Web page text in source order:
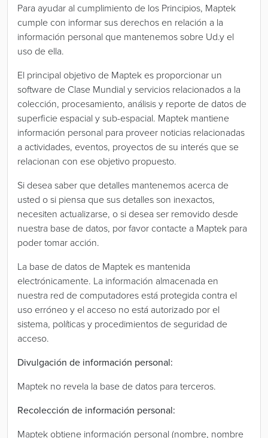
Para ayudar al cumplimiento de los Principios, Maptek
cumple con informar sus derechos en relación a la
información personal que mantenemos sobre Ud.y el
uso de ella.
El principal objetivo de Maptek es proporcionar un
software de Clase Mundial y servicios relacionados a la
colección, procesamiento, análisis y reporte de datos de
superficie espacial y sub-espacial. Maptek mantiene
información personal para proveer noticias relacionadas
a actividades, eventos, proyectos de su interés que se
relacionan con ese objetivo propuesto.
Si desea saber que detalles mantenemos acerca de
usted o si piensa que sus detalles son inexactos,
necesiten actualizarse, o si desea ser removido desde
nuestra base de datos, por favor contacte a Maptek para
poder tomar acción.
La base de datos de Maptek es mantenida
electrónicamente. La información almacenada en
nuestra red de computadores está protegida contra el
uso erróneo y el acceso no está autorizado por el
sistema, políticas y procedimientos de seguridad de
acceso.
Divulgación de información personal:
Maptek no revela la base de datos para terceros.
Recolección de información personal:
Maptek obtiene información personal (nombre, nombre